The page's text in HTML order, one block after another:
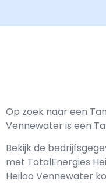
Op zoek naar een
Vennewater is een
Bekijk de
met TotalEnergies
Heiloo Vennewater